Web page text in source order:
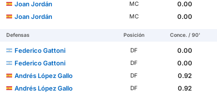
Joan Jordán MC
0.00
Joan Jordán
MC 0.00
Defensas Posición Conce. / 90'
Federico Gattoni DF
0.00
Federico Gattoni
DF
0.00
Andrés López Gallo
DF
0.92
Andrés López Gallo
DF
0.92